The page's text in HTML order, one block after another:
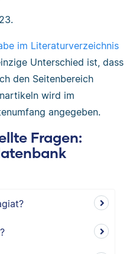
im Literaturverzeichnis
Unterschied ist, dass
den Seitenbereich
wird im
angegeben.
Fragen: